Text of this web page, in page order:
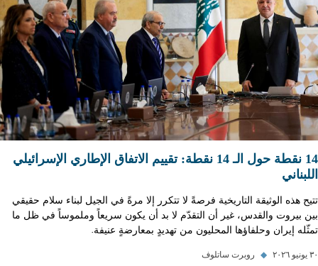
14 نقطة حول الـ 14 نقطة: تقييم الاتفاق الإطاري الإسرائيلي
اللبناني
تتيح هذه الوثيقة التاريخية فرصةً لا تتكرر إلا مرةً في الجيل لبناء سلام حقيقي
بين بيروت والقدس، غير أن التقدّم لا بد أن يكون سريعاً وملموساً في ظل ما
تمثّله إيران وحلفاؤها المحليون من تهديدٍ بمعارضةٍ عنيفة.
٣٠ يونيو ٢٠٢٦ ◆ روبرت ساتلوف